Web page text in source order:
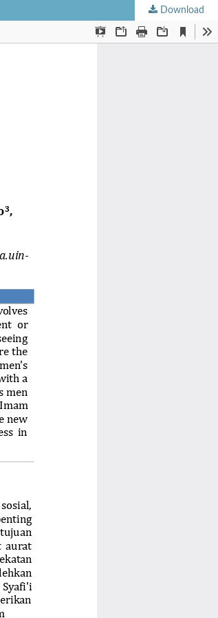
Download